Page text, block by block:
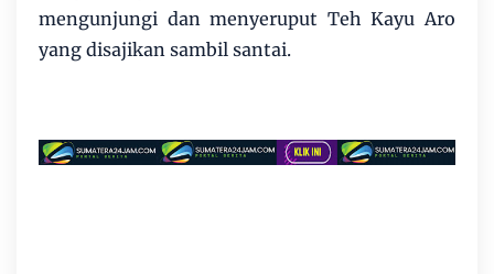
mengunjungi dan menyeruput Teh Kayu Aro
yang disajikan sambil santai.